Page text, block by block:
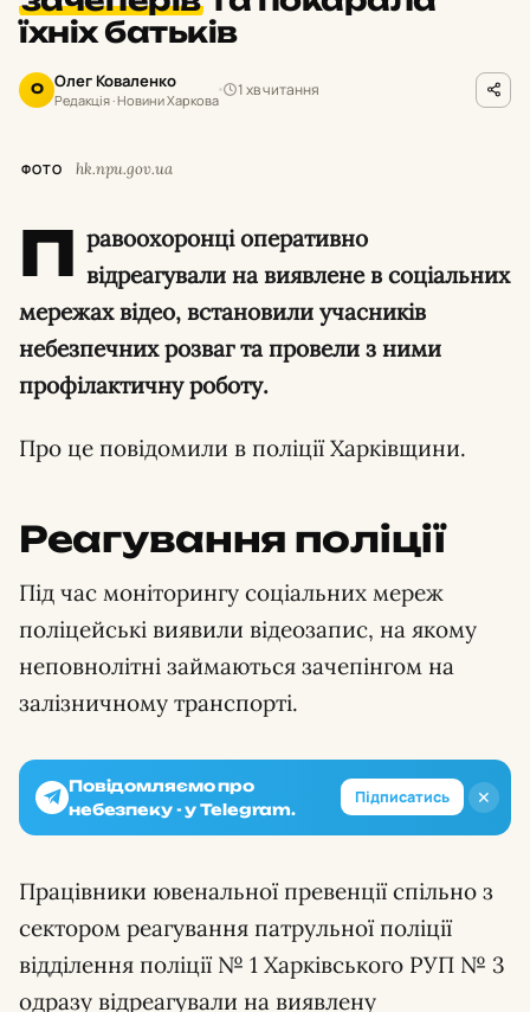
їхніх батьків
О Олег Коваленко
Редакція · Новини Харкова
1 хв читання
ФОТО hk.npu.gov.ua
П равоохоронці оперативно
відреагували на виявлене в соціальних
мережах відео, встановили учасників
небезпечних розваг та провели з ними
профілактичну роботу.
Про це повідомили в поліції Харківщини.
Реагування поліції
Під час моніторингу соціальних мереж
поліцейські виявили відеозапис, на якому
неповнолітні займаються зачепінгом на
залізничному транспорті.
✕
Повідомляємо про
небезпеку - у Telegram.
Підписатись
Працівники ювенальної превенції спільно з
сектором реагування патрульної поліції
відділення поліції № 1 Харківського РУП № 3
одразу відреагували на виявлену